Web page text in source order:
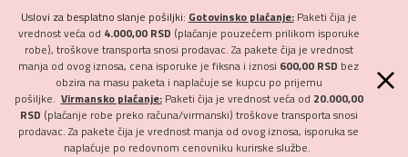
Uslovi za besplatno slanje pošiljki: Gotovinsko plaćanje:Paketi čija je
vrednost veća od 4.000,00 RSD (plaćanje pouzećem prilikom isporuke
robe), troškove transporta snosi prodavac. Za pakete čija je vrednost
manja od ovog iznosa, cena isporuke je fiksna i iznosi 600,00 RSD bez
obzira na masu paketa i naplaćuje se kupcu po prijemu
pošiljke. Virmansko plaćanje:Paketi čija je vrednost veća od 20.000,00
RSD (plaćanje robe preko računa/virmanski) troškove transporta snosi
prodavac. Za pakete čija je vrednost manja od ovog iznosa, isporuka se
naplaćuje po redovnom cenovniku kurirske službe.